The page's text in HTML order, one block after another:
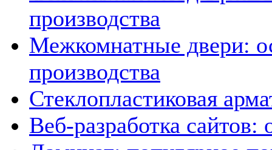
производства
Межкомнатные двери:
производства
Стеклопластиковая
Веб-разработка сайтов: